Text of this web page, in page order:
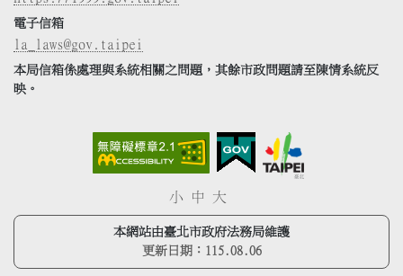
電子信箱
la_laws@gov.taipei
本局信箱係處理與系統相關之問題，其餘市政問題請至陳情系統反
映。
小 中 大
本網站由臺北市政府法務局維護
更新日期： 115.08.06